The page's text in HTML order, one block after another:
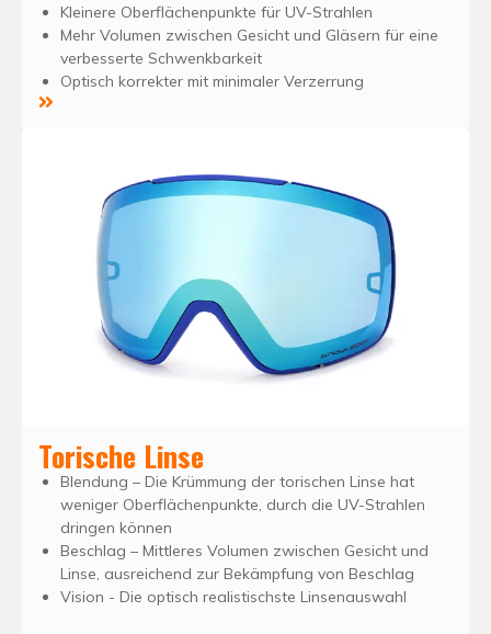
Kleinere Oberflächenpunkte für UV-Strahlen
Mehr Volumen zwischen Gesicht und Gläsern für eine
verbesserte Schwenkbarkeit
Optisch korrekter mit minimaler Verzerrung
Torische Linse
Blendung – Die Krümmung der torischen Linse hat
weniger Oberflächenpunkte, durch die UV-Strahlen
dringen können
Beschlag – Mittleres Volumen zwischen Gesicht und
Linse, ausreichend zur Bekämpfung von Beschlag
Vision - Die optisch realistischste Linsenauswahl